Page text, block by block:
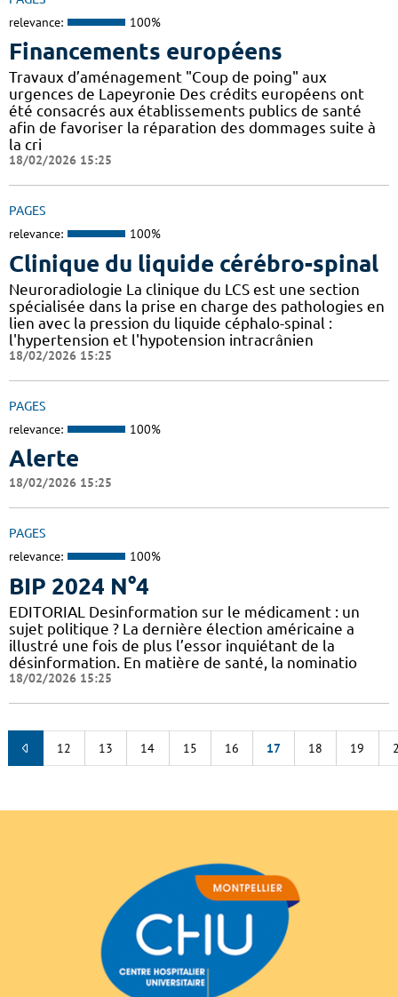
relevance: 100%
Financements européens
Travaux d’aménagement "Coup de poing" aux
urgences de Lapeyronie Des crédits européens ont
été consacrés aux établissements publics de santé
afin de favoriser la réparation des dommages suite à
la cri
18/02/2026 15:25
PAGES
relevance: 100%
Clinique du liquide cérébro-spinal
Neuroradiologie La clinique du LCS est une section
spécialisée dans la prise en charge des pathologies en
lien avec la pression du liquide céphalo-spinal :
l'hypertension et l'hypotension intracrânien
18/02/2026 15:25
PAGES
relevance: 100%
Alerte
18/02/2026 15:25
PAGES
relevance: 100%
BIP 2024 N°4
EDITORIAL Desinformation sur le médicament : un
sujet politique ? La dernière élection américaine a
illustré une fois de plus l’essor inquiétant de la
désinformation. En matière de santé, la nominatio
18/02/2026 15:25
12 13 14 15 16 17 18 19